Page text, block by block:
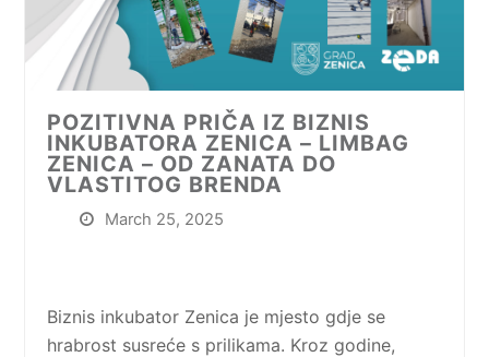
POZITIVNA PRIČA IZ BIZNIS
INKUBATORA ZENICA – LIMBAG
ZENICA – OD ZANATA DO
VLASTITOG BRENDA
March 25, 2025
Biznis inkubator Zenica je mjesto gdje se
hrabrost susreće s prilikama. Kroz godine,